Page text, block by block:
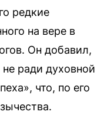
редкие
на вере в
Он добавил,
ради духовной
что, по его